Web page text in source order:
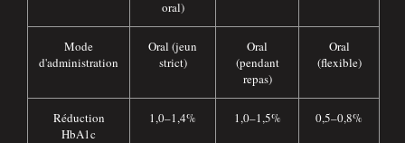
oral)
Mode
d'administration
Oral (jeun
strict)
Oral
(pendant
repas)
Oral
(flexible)
Réduction
HbA1c
1,0–1,4% 1,0–1,5% 0,5–0,8%